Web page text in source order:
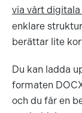
via vårt
enklare
berättar lite
Du kan ladda
formaten
och du får en